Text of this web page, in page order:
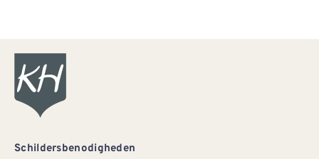
Schildersbenodigheden